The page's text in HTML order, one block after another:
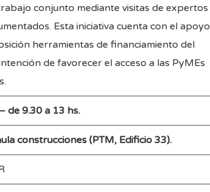
conjunto mediante visitas de expertos
Esta iniciativa cuenta con el apoyo
herramientas de financiamiento del
de favorecer el acceso a las PyMEs
de 9.30 a 13 hs.
construcciones (PTM, Edificio 33).